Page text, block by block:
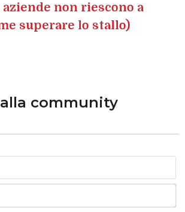
non riescono a
superare lo stallo)
community